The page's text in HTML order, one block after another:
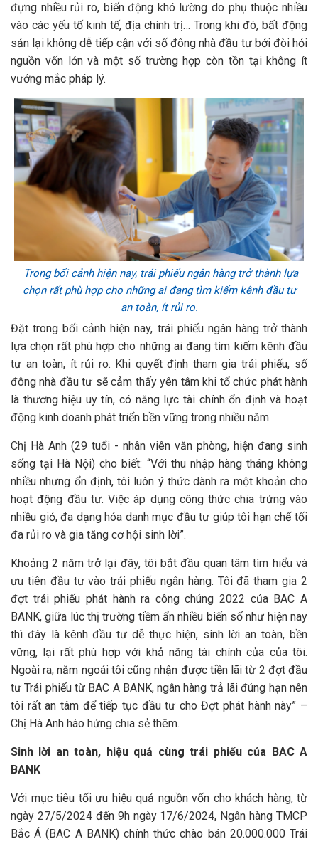
đựng nhiều rủi ro, biến động khó lường do phụ thuộc nhiều
vào các yếu tố kinh tế, địa chính trị… Trong khi đó, bất động
sản lại không dễ tiếp cận với số đông nhà đầu tư bởi đòi hỏi
nguồn vốn lớn và một số trường hợp còn tồn tại không ít
vướng mắc pháp lý.
Trong bối cảnh hiện nay, trái phiếu ngân hàng trở thành lựa
chọn rất phù hợp cho những ai đang tìm kiếm kênh đầu tư
an toàn, ít rủi ro.
Đặt trong bối cảnh hiện nay, trái phiếu ngân hàng trở thành
lựa chọn rất phù hợp cho những ai đang tìm kiếm kênh đầu
tư an toàn, ít rủi ro. Khi quyết định tham gia trái phiếu, số
đông nhà đầu tư sẽ cảm thấy yên tâm khi tổ chức phát hành
là thương hiệu uy tín, có năng lực tài chính ổn định và hoạt
động kinh doanh phát triển bền vững trong nhiều năm.
Chị Hà Anh (29 tuổi - nhân viên văn phòng, hiện đang sinh
sống tại Hà Nội) cho biết: “Với thu nhập hàng tháng không
nhiều nhưng ổn định, tôi luôn ý thức dành ra một khoản cho
hoạt động đầu tư. Việc áp dụng công thức chia trứng vào
nhiều giỏ, đa dạng hóa danh mục đầu tư giúp tôi hạn chế tối
đa rủi ro và gia tăng cơ hội sinh lời”.
Khoảng 2 năm trở lại đây, tôi bắt đầu quan tâm tìm hiểu và
ưu tiên đầu tư vào trái phiếu ngân hàng. Tôi đã tham gia 2
đợt trái phiếu phát hành ra công chúng 2022 của BAC A
BANK, giữa lúc thị trường tiềm ẩn nhiều biến số như hiện nay
thì đây là kênh đầu tư dễ thực hiện, sinh lời an toàn, bền
vững, lại rất phù hợp với khả năng tài chính của của tôi.
Ngoài ra, năm ngoái tôi cũng nhận được tiền lãi từ 2 đợt đầu
tư Trái phiếu từ BAC A BANK, ngân hàng trả lãi đúng hạn nên
tôi rất an tâm để tiếp tục đầu tư cho Đợt phát hành này” –
Chị Hà Anh hào hứng chia sẻ thêm.
Sinh lời an toàn, hiệu quả cùng trái phiếu của BAC A
BANK
Với mục tiêu tối ưu hiệu quả nguồn vốn cho khách hàng, từ
ngày 27/5/2024 đến 9h ngày 17/6/2024, Ngân hàng TMCP
Bắc Á (BAC A BANK) chính thức chào bán 20.000.000 Trái